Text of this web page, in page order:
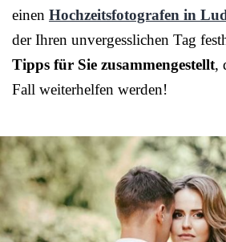
einen Hochzeitsfotografen in
der Ihren unvergesslichen Tag
Tipps für Sie zusammengestellt,
Fall weiterhelfen werden!